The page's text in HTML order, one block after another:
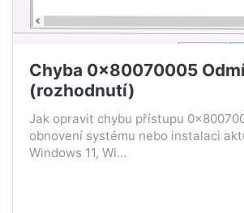
Chyba 0x80070005
(rozhodnutí)
Jak opravit chybu přístupu
obnovení systému nebo instalaci
Windows 11, Wi...